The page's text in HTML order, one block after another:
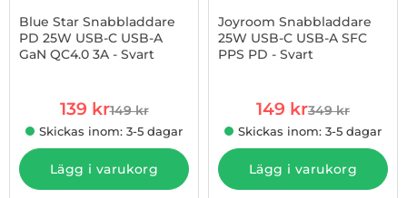
Blue Star Snabbladdare
PD 25W USB-C USB-A
GaN QC4.0 3A - Svart
rea pris
139 krtidigare pris
149 kr
Skickas inom: 3-5 dagar
Lägg i varukorg
Joyroom Snabbladdare
25W USB-C USB-A SFC
PPS PD - Svart
rea pris
149 krtidigare pris
349 kr
Skickas inom: 3-5 dagar
Lägg i varukorg